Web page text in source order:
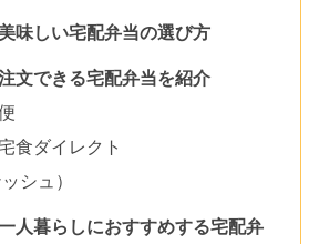
味しい宅配弁当の選び方
文できる宅配弁当を紹介
食ダイレクト
シュ）
人暮らしにおすすめする宅配弁